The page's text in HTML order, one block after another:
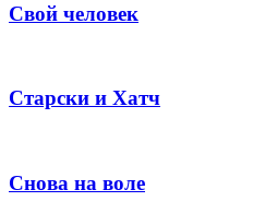
Свой человек
Старски и Хатч
Снова на воле